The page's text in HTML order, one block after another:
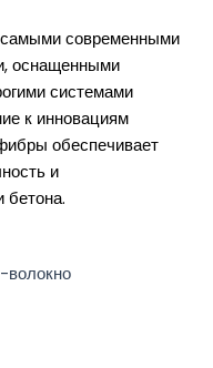
современными
оснащенными
системами
к инновациям
обеспечивает
и
бетона.